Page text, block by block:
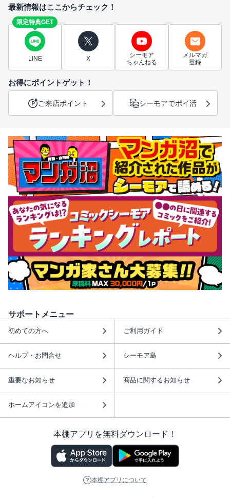
最新情報はここからチェック！
限定特典GET
LINE X
シーモア
ちゃんねる
メルマガ
登録
お得にポイントゲット！
ご来店ポイント シーモアでポイ活
サポートメニュー
初めての方へ ご利用ガイド
ヘルプ・お問合せ シーモア島
重要なお知らせ 商品に関するお知らせ
ホームアイコンを追加
本棚アプリを無料ダウンロード！
本棚アプリについて